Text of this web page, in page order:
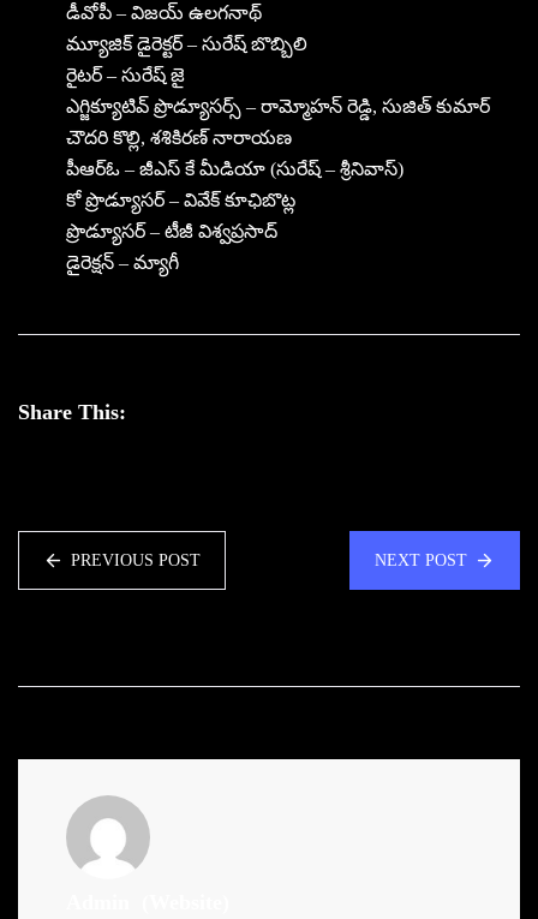
డీవోపీ – విజయ్ ఉలగనాథ్
మ్యూజిక్ డైరెక్టర్ – సురేష్ బొబ్బిలి
రైటర్ – సురేష్ జై
ఎగ్జిక్యూటివ్ ప్రొడ్యూసర్స్ – రామ్మోహన్ రెడ్డి, సుజిత్ కుమార్
చౌదరి కొల్లి, శశికిరణ్ నారాయణ
పీఆర్ఓ – జీఎస్ కే మీడియా (సురేష్ – శ్రీనివాస్)
కో ప్రొడ్యూసర్ – వివేక్ కూఛిబొట్ల
ప్రొడ్యూసర్ – టీజీ విశ్వప్రసాద్
డైరెక్షన్ – మ్యాగీ
Share This:
PREVIOUS POST NEXT POST